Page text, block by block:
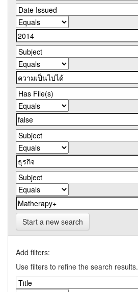
Start a new search
Add filters:
Use filters to refine the search results.